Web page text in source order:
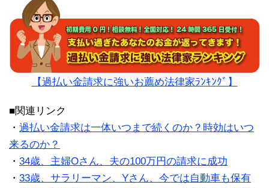
【過払い金請求に強いお薦め法律家ﾗﾝｷﾝｸﾞ】
■関連リンク
・ 過払い金請求は一体いつまで続くのか？時効はいつ
来るのか？
・ 34歳、主婦Oさん、夫の100万円の請求に成功
・ 33歳、サラリーマン、Yさん、今では自動車も保有